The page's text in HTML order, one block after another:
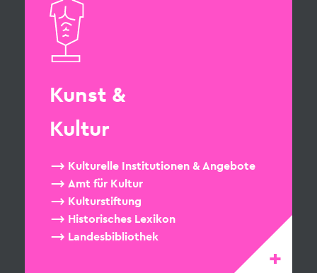
Kunst &
Kultur
Kulturelle Institutionen & Angebote
Amt für Kultur
Kulturstiftung
Historisches Lexikon
Landesbibliothek
+